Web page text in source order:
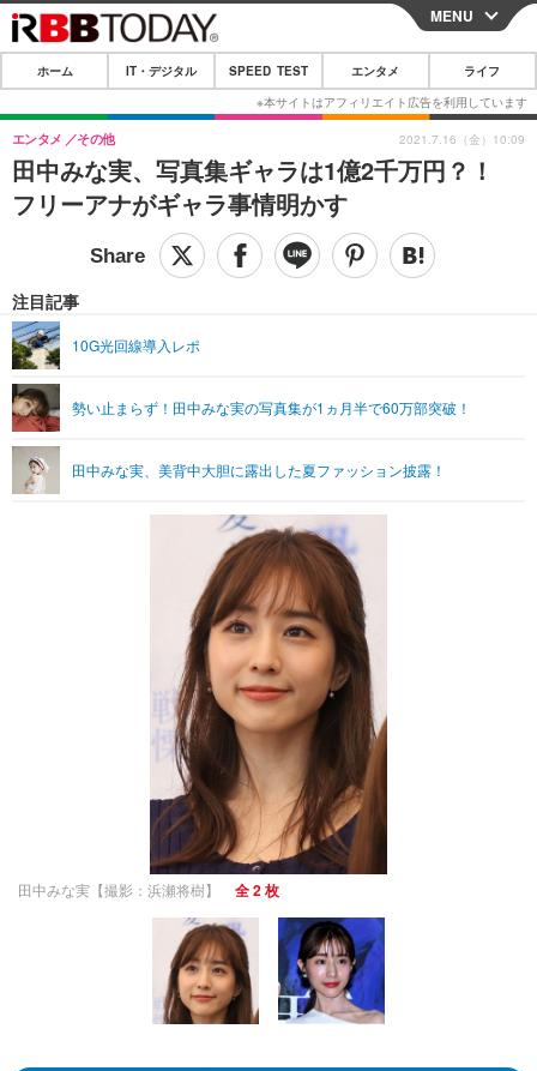
CLOSE
ホーム
IT・デジタル
IT・デジタルTOP スマートフォン
ガジェット・ツール
ショッピング その他
SPEED TEST
エンタメTOP 映画・ドラマ
グラビア ブログ
ショッピング その他
ライフTOP
リリース一覧
プッシュ通知の停止方法
MENU
ホーム IT・デジタル SPEED TEST エンタメ ライフ
田中みな実、写真集ギャラは1億2千万円？！
フリーアナがギャラ事情明かす
エンタメ その他
注目記事
10G光回線導入レポ
勢い止まらず！田中みな実の写真集が1ヵ月半で60万部突破！
田中みな実、美背中大胆に露出した夏ファッション披露！
2021.7.16（金）10:09
田中みな実【撮影：浜瀬将樹】 全 2 枚